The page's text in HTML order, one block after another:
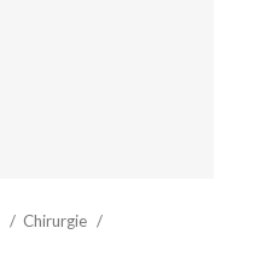
Chirurgie